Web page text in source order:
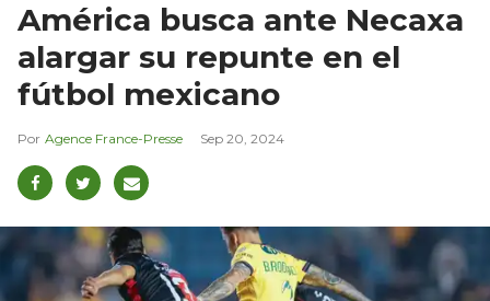
América busca ante Necaxa
alargar su repunte en el
fútbol mexicano
Agence France-Presse Sep 20, 2024